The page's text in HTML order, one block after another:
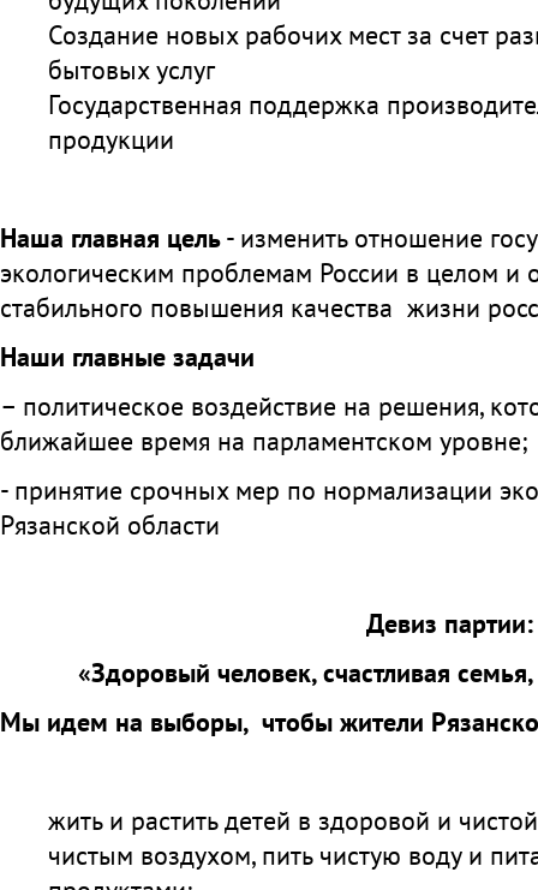
Создание новых рабочих мест за счет
бытовых услуг
Государственная поддержка
продукции
Наша главная цель- изменить отношение
экологическим проблемам России в целом и
стабильного повышения качества жизни
Наши главные задачи
– политическое воздействие на решения,
ближайшее время на парламентском уровне;
- принятие срочных мер по нормализации
Рязанской области
Девиз партии:
«Здоровый человек, счастливая
Мы идем на выборы, чтобы жители
жить и растить детей в здоровой и
чистым воздухом, пить чистую воду и